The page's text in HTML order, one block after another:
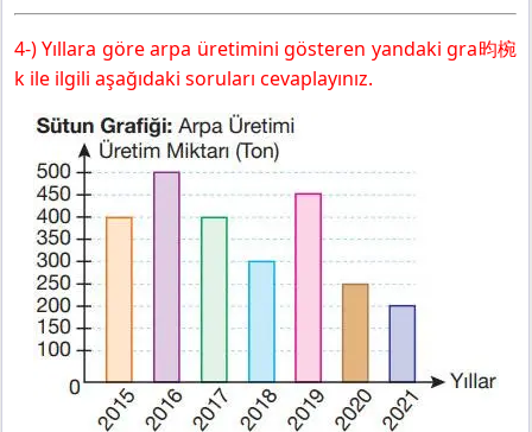
4-) Yıllara göre arpa üretimini gösteren yandaki gra昀椀
k ile ilgili aşağıdaki soruları cevaplayınız.